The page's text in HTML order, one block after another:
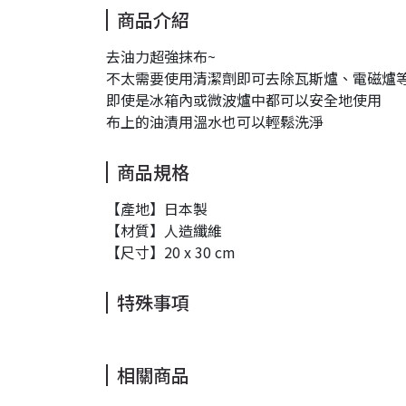
商品介紹
去油力超強抹布~
不太需要使用清潔劑即可去除瓦斯爐、電磁爐
即使是冰箱內或微波爐中都可以安全地使用
布上的油漬用溫水也可以輕鬆洗淨
商品規格
【產地】日本製
【材質】人造纖維
【尺寸】20 x 30 cm
特殊事項
相關商品